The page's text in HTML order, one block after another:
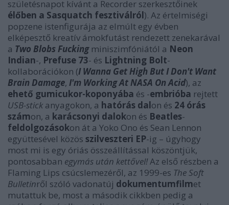
születésnapot kívánt a Recorder szerkesztőinek
élőben a Sasquatch fesztiválról). Az értelmiségi
popzene istenfigurája az elmúlt egy évben
elképesztő kreatív ámokfutást rendezett zenekarával
a Two Blobs Fuckingminiszimfóniától a Neon
Indian-, Prefuse 73- és Lightning Bolt-
kollaborációkon (I Wanna Get High But I Don't Want
Brain Damage, I'm Working At NASA On Acid), az
ehető gumicukor-koponyába és -embrióba rejtett
USB-stick anyagokon, a hatórás dalon és 24 órás
számon, a karácsonyi dalokon és Beatles-
feldolgozásokon át a Yoko Ono és Sean Lennon
együttesével közös szilveszteri EP-ig – úgyhogy
most mi is egy óriás összeállítással köszöntjük,
pontosabban egymás után kettővel!Az első részben a
Flaming Lips csúcslemezéről, az 1999-es The Soft
Bulletinről szóló vadonatúj dokumentumfilmet
mutattuk be, most a második cikkben pedig a